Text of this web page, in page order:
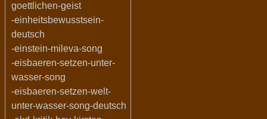
goettlichen-geist
-einheitsbewusstsein-
deutsch
-einstein-mileva-song
-eisbaeren-setzen-unter-
wasser-song
-eisbaeren-setzen-welt-
unter-wasser-song-deutsch